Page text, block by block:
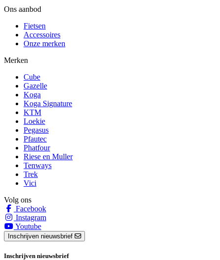
Ons aanbod
Fietsen
Accessoires
Onze merken
Merken
Cube
Gazelle
Koga
Koga Signature
KTM
Loekie
Pegasus
Pfautec
Phatfour
Riese en Muller
Tenways
Trek
Vici
Volg ons
Facebook
Instagram
Youtube
Inschrijven nieuwsbrief
Inschrijven nieuwsbrief